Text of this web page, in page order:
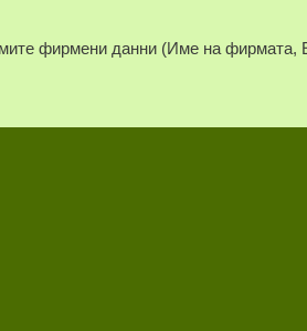
фирмени данни (Име на фирмата,